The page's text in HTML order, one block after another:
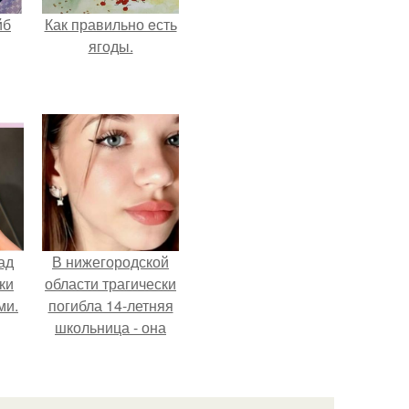
Как правильно eсть
ягоды.
В нижегородской
области трагически
погибла 14-летняя
школьница - она
к контрольной по